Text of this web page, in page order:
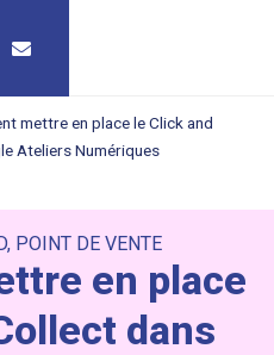
mettre en place le Click and
Ateliers Numériques
, POINT DE VENTE
en place
dans